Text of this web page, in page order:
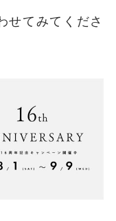
せてみてくださ